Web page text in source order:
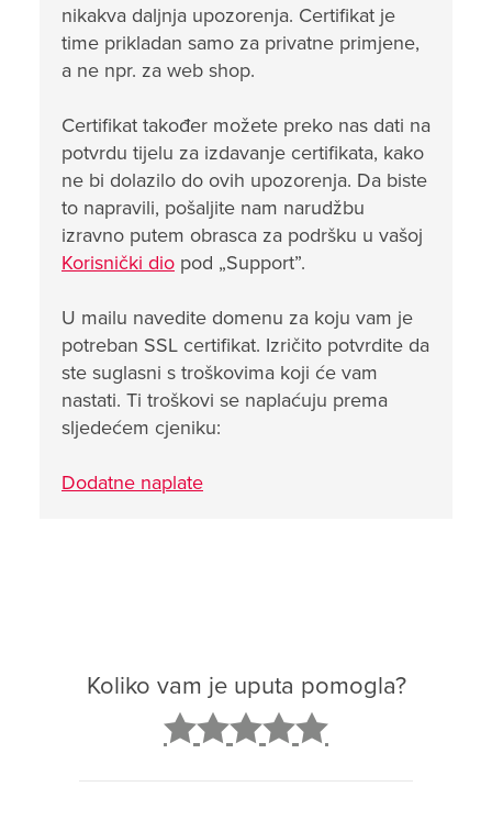
nikakva daljnja upozorenja. Certifikat je
time prikladan samo za privatne primjene,
a ne npr. za web shop.
Certifikat također možete preko nas dati na
potvrdu tijelu za izdavanje certifikata, kako
ne bi dolazilo do ovih upozorenja. Da biste
to napravili, pošaljite nam narudžbu
izravno putem obrasca za podršku u vašoj
Korisnički dio pod „Support”.
U mailu navedite domenu za koju vam je
potreban SSL certifikat. Izričito potvrdite da
ste suglasni s troškovima koji će vam
nastati. Ti troškovi se naplaćuju prema
sljedećem cjeniku:
Dodatne naplate
Koliko vam je uputa pomogla?